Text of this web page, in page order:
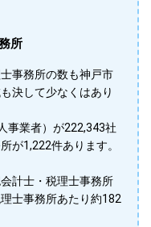
所
事務所の数も神戸市
決して少なくはあり
事業者）が222,343社
が1,222件あります。
計士・税理士事務所
士事務所あたり約182